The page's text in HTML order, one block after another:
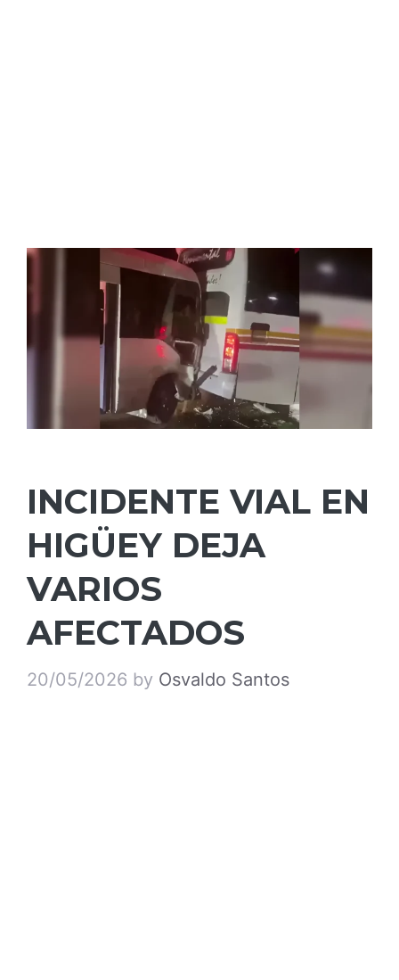
INCIDENTE VIAL EN
HIGÜEY DEJA
VARIOS
AFECTADOS
20/05/2026 by Osvaldo Santos